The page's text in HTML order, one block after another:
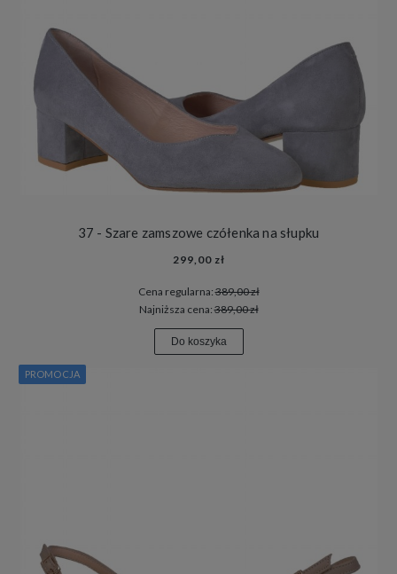
37 - Szare zamszowe czółenka na słupku
299,00 zł
Cena regularna:389,00 zł
Najniższa cena:389,00 zł
Do koszyka
PROMOCJA